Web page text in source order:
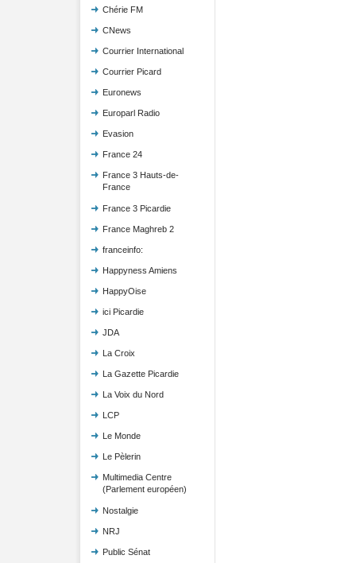
Chérie FM
CNews
Courrier International
Courrier Picard
Euronews
Europarl Radio
Evasion
France 24
France 3 Hauts-de-
France
France 3 Picardie
France Maghreb 2
franceinfo:
Happyness Amiens
HappyOise
ici Picardie
JDA
La Croix
La Gazette Picardie
La Voix du Nord
LCP
Le Monde
Le Pèlerin
Multimedia Centre
(Parlement européen)
Nostalgie
NRJ
Public Sénat